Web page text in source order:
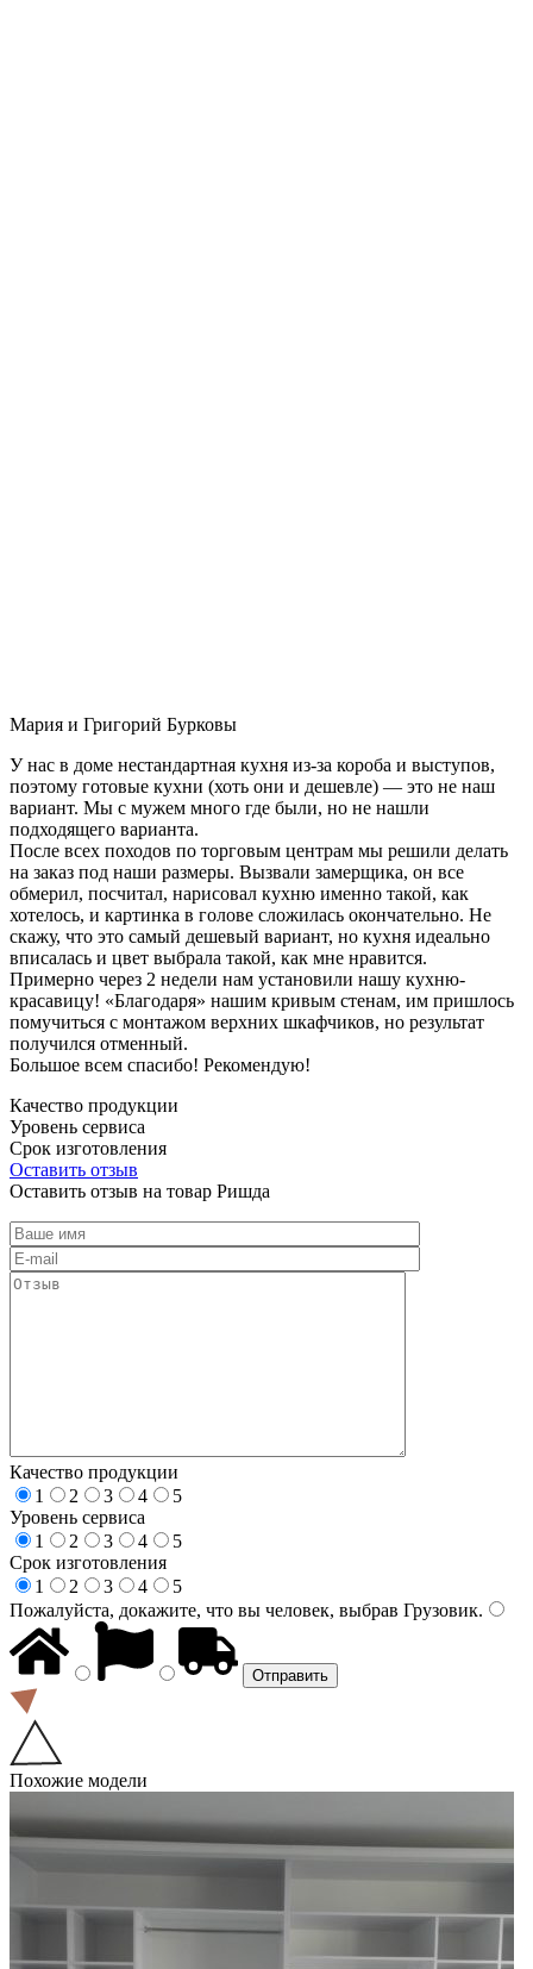
Мария и Григорий Бурковы
У нас в доме нестандартная кухня из-за короба и выступов,
поэтому готовые кухни (хоть они и дешевле) — это не наш
вариант. Мы с мужем много где были, но не нашли
подходящего варианта.
После всех походов по торговым центрам мы решили делать
на заказ под наши размеры. Вызвали замерщика, он все
обмерил, посчитал, нарисовал кухню именно такой, как
хотелось, и картинка в голове сложилась окончательно. Не
скажу, что это самый дешевый вариант, но кухня идеально
вписалась и цвет выбрала такой, как мне нравится.
Примерно через 2 недели нам установили нашу кухню-
красавицу! «Благодаря» нашим кривым стенам, им пришлось
помучиться с монтажом верхних шкафчиков, но результат
получился отменный.
Большое всем спасибо! Рекомендую!
Качество продукции
Уровень сервиса
Срок изготовления
Оставить отзыв
Оставить отзыв на товар Ришда
Качество продукции
1
2 3 4
5
Уровень сервиса
1
2 3 4
5
Срок изготовления
1
2 3 4
5
Пожалуйста, докажите, что вы человек, выбрав Грузовик.
Похожие модели